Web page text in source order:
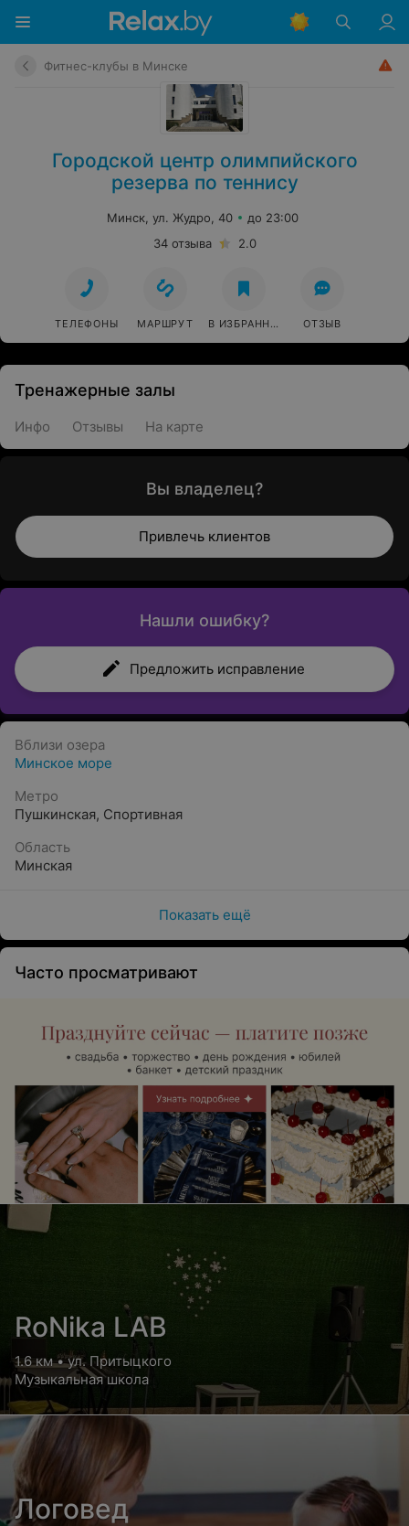
Фитнес-клубы в Минске
Городской центр олимпийского
резерва по теннису
Минск, ул. Жудро, 40
до 23:00
34 отзыва
2.0
ТЕЛЕФОНЫ МАРШРУТ В ИЗБРАННОЕ ОТЗЫВ
Тренажерные залы
Инфо Отзывы На карте
Вы владелец?
Привлечь клиентов
Нашли ошибку?
Предложить исправление
Вблизи озера
Минское море
Метро
Пушкинская, Спортивная
Область
Минская
Показать ещё
Часто просматривают
RoNika LAB
1.6 км • ул. Притыцкого
Музыкальная школа
Логовед